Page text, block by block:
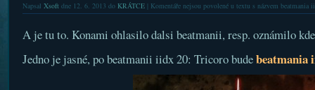
Napsal Xsoftdne 12. 6. 2013 do KRÁTCE| Komentáře nejsou povolenéu textu s názvem beatmania
A je tu to. Konami ohlasilo dalsi beatmanii, resp. oznámilo
Jedno je jasné, po beatmanii iidx 20: Tricoro budebeatmania